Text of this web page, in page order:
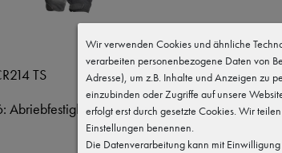
TS
Abriebfestigkeit: Kategorie 2 Schnittfestigkeit
Wir verwenden Cookies und ähnliche
verarbeiten personenbezogene Daten von
Adresse), um z.B. Inhalte und Anzeigen zu
einzubinden oder Zugriffe auf unsere
erfolgt erst durch gesetzte Cookies. Wir
Einstellungen benennen.
Die Datenverarbeitung kann mit